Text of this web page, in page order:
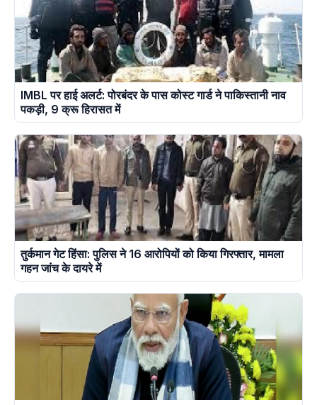
IMBL पर हाई अलर्ट: पोरबंदर के पास कोस्ट गार्ड ने पाकिस्तानी नाव
पकड़ी, 9 क्रू हिरासत में
तुर्कमान गेट हिंसा: पुलिस ने 16 आरोपियों को किया गिरफ्तार, मामला
गहन जांच के दायरे में